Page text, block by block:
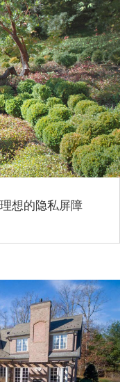
想的隐私屏障